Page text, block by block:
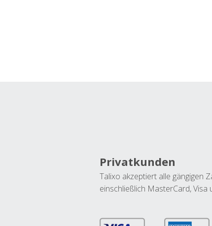
Privatkunden
Talixo akzeptiert alle gängigen
einschließlich MasterCard, Visa